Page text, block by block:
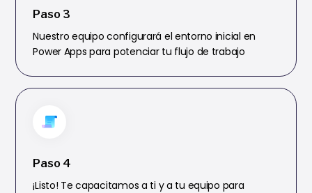
Paso 3
Nuestro equipo configurará el entorno inicial en
Power Apps para potenciar tu flujo de trabajo
Paso 4
¡Listo! Te capacitamos a ti y a tu equipo para